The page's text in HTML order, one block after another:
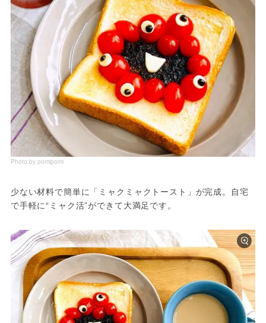
Photo by pomipomi
少ない材料で簡単に「ミャクミャクトースト」が完成。自宅
で手軽に“ミャク活”ができて大満足です。